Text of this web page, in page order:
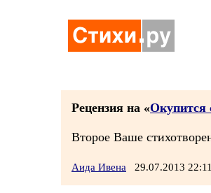
Рецензия на «Окупится
Второе Ваше
Аида Ивена 29.07.2013